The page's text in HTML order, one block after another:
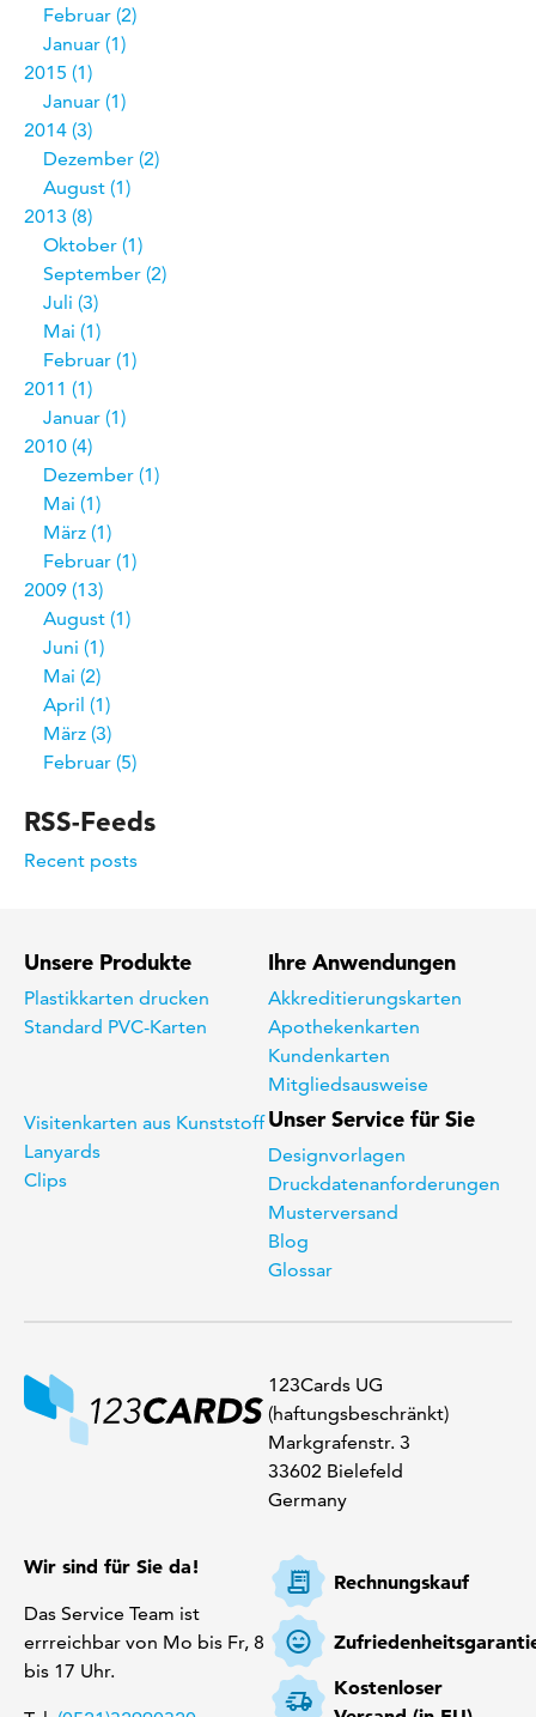
Februar 2
Januar 1
2015 1
Januar 1
2014 3
Dezember 2
August 1
2013 8
Oktober 1
September 2
Juli 3
Mai 1
Februar 1
2011
1
Januar 1
2010 4
Dezember 1
Mai 1
März 1
Februar 1
2009 13
August 1
Juni 1
Mai 2
April 1
März 3
Februar 5
RSS-Feeds
Recent posts
Unsere Produkte
Plastikkarten drucken
Standard PVC-Karten
Ihre Anwendungen
Akkreditierungskarten
Apothekenkarten
Kundenkarten
Mitgliedsausweise
Visitenkarten aus Kunststoff
Lanyards
Clips
Unser Service für Sie
Designvorlagen
Druckdatenanforderungen
Musterversand
Blog
Glossar
123Cards UG
(haftungsbeschränkt)
Markgrafenstr. 3
33602 Bielefeld
Germany
Wir sind für Sie da!
Das Service Team ist
errreichbar von Mo bis Fr, 8
bis 17 Uhr.
Rechnungskauf
Kostenloser